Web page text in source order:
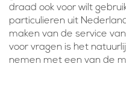
draad ook voor wilt
particulieren uit
maken van de service
voor vragen is het
nemen met een van de